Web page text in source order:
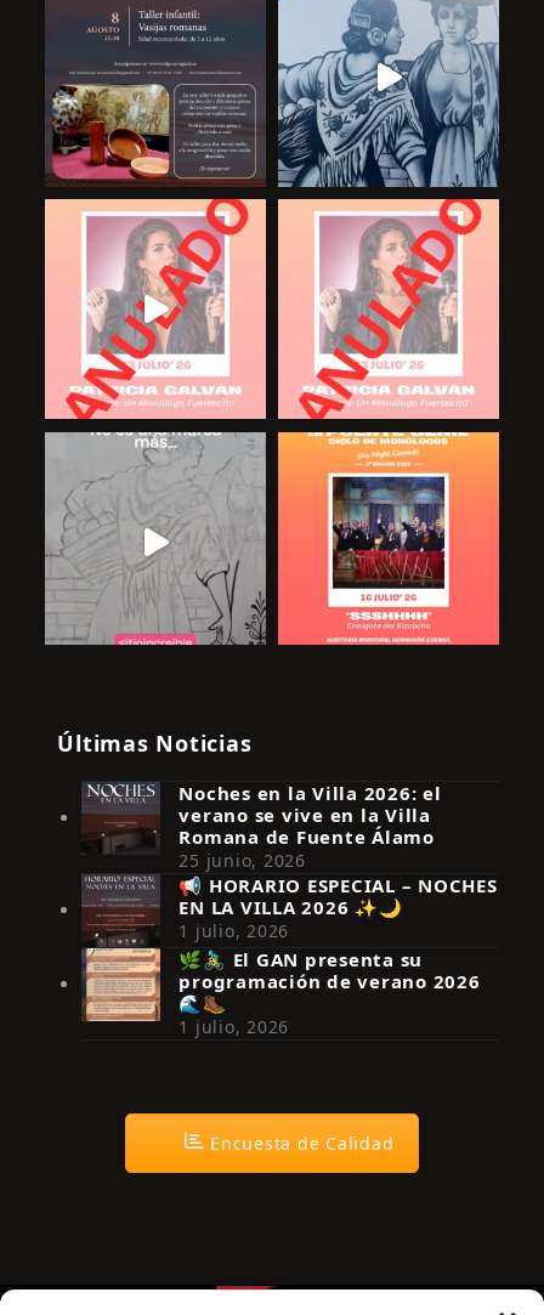
Síguenos en Instagram
Últimas Noticias
Noches en la Villa 2026: el
verano se vive en la Villa
Romana de Fuente Álamo
25 junio, 2026
📢 HORARIO ESPECIAL – NOCHES
EN LA VILLA 2026 ✨🌙
1 julio, 2026
🌿🚴‍♂️ El GAN presenta su
programación de verano 2026
🌊🥾
1 julio, 2026
Encuesta de Calidad